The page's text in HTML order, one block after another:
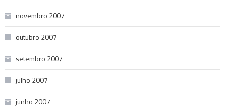
novembro 2007
outubro 2007
setembro 2007
julho 2007
junho 2007